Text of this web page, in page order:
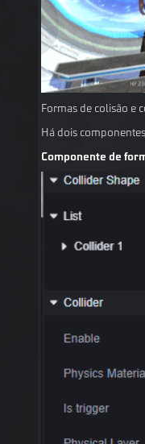
Formas de colisão e
Há dois
Componente de